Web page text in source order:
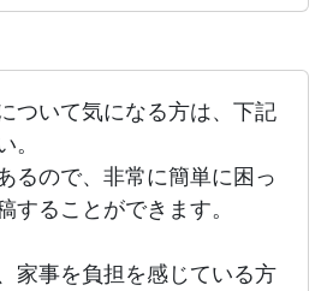
ついて気になる方は、下記
。
るので、非常に簡単に困っ
することができます。
家事を負担を感じている方